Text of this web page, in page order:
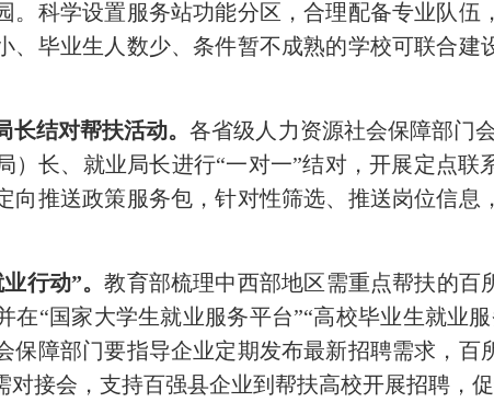
。科学设置服务站功能分区，合理配备专业队
、毕业生人数少、条件暂不成熟的学校可联合建
长结对帮扶活动。各省级人力资源社会保障部门
）长、就业局长进行“一对一”结对，开展定点
向推送政策服务包，针对性筛选、推送岗位信
行动”。教育部梳理中西部地区需重点帮扶的百
在“国家大学生就业服务平台”“高校毕业生就业
障部门要指导企业定期发布最新招聘需求， 百
接会，支持百强县企业到帮扶高校开展招聘，